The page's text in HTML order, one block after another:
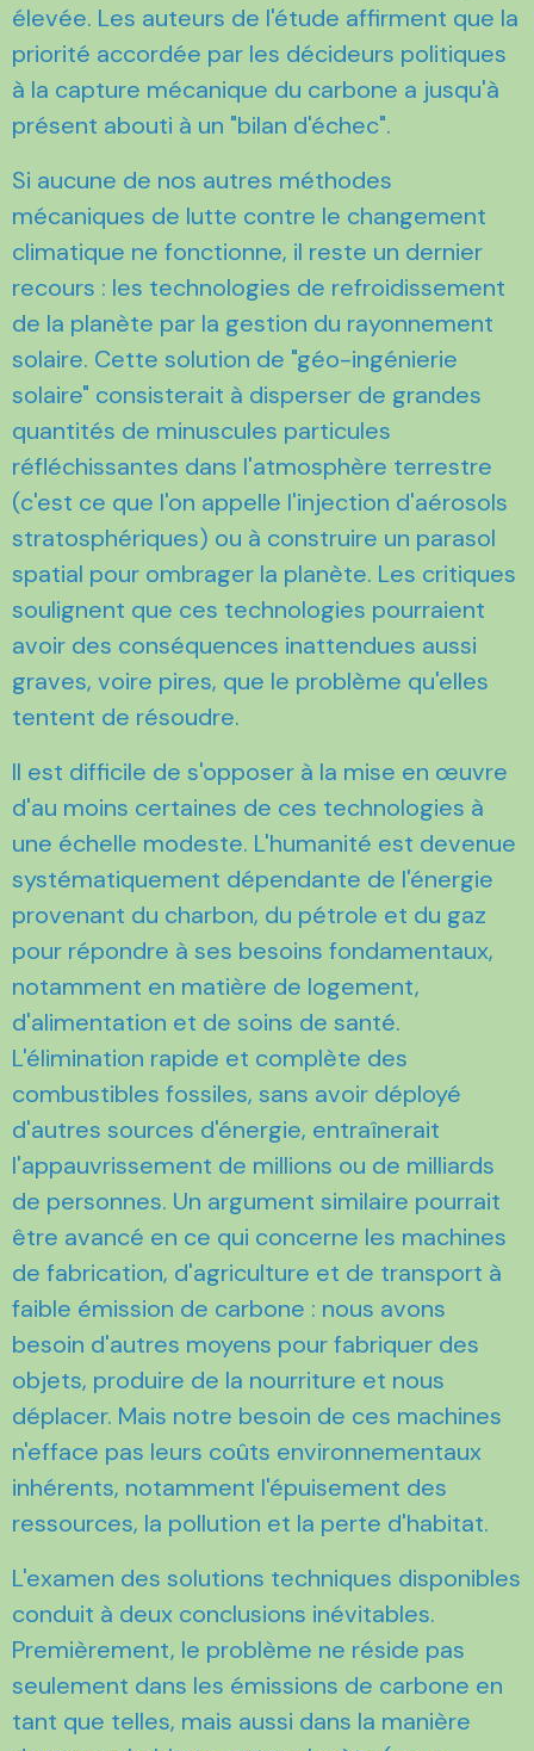
élevée. Les auteurs de l'étude affirment que la
priorité accordée par les décideurs politiques
à la capture mécanique du carbone a jusqu'à
présent abouti à un "bilan d'échec".
Si aucune de nos autres méthodes
mécaniques de lutte contre le changement
climatique ne fonctionne, il reste un dernier
recours : les technologies de refroidissement
de la planète par la gestion du rayonnement
solaire. Cette solution de "géo-ingénierie
solaire" consisterait à disperser de grandes
quantités de minuscules particules
réfléchissantes dans l'atmosphère terrestre
(c'est ce que l'on appelle l'injection d'aérosols
stratosphériques) ou à construire un parasol
spatial pour ombrager la planète. Les critiques
soulignent que ces technologies pourraient
avoir des conséquences inattendues aussi
graves, voire pires, que le problème qu'elles
tentent de résoudre.
Il est difficile de s'opposer à la mise en œuvre
d'au moins certaines de ces technologies à
une échelle modeste. L'humanité est devenue
systématiquement dépendante de l'énergie
provenant du charbon, du pétrole et du gaz
pour répondre à ses besoins fondamentaux,
notamment en matière de logement,
d'alimentation et de soins de santé.
L'élimination rapide et complète des
combustibles fossiles, sans avoir déployé
d'autres sources d'énergie, entraînerait
l'appauvrissement de millions ou de milliards
de personnes. Un argument similaire pourrait
être avancé en ce qui concerne les machines
de fabrication, d'agriculture et de transport à
faible émission de carbone : nous avons
besoin d'autres moyens pour fabriquer des
objets, produire de la nourriture et nous
déplacer. Mais notre besoin de ces machines
n'efface pas leurs coûts environnementaux
inhérents, notamment l'épuisement des
ressources, la pollution et la perte d'habitat.
L'examen des solutions techniques disponibles
conduit à deux conclusions inévitables.
Premièrement, le problème ne réside pas
seulement dans les émissions de carbone en
tant que telles, mais aussi dans la manière